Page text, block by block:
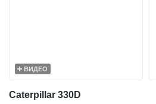
ВИДЕО
Caterpillar 330D